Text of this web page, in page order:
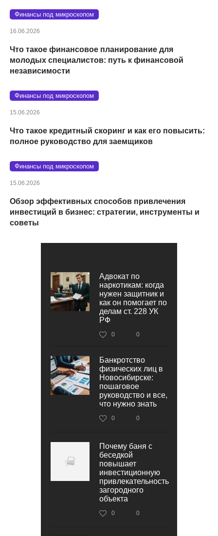
Финансы под микроскопом
16.06.2026
Что такое финансовое планирование для
молодых специалистов: путь к финансовой
независимости
Финансы под микроскопом
15.06.2026
Что такое кредитный скоринг и как его повысить:
полное руководство для заемщиков
Финансы под микроскопом
15.06.2026
Обзор эффективных способов привлечения
инвестиций в бизнес: стратегии, инструменты и
советы
Адвокат по
наркотикам: когда
нужен защитник и
как он помогает по
делам ст. 228 УК
РФ
0 0
Банкротство
физических лиц в
Новосибирске:
пошаговое
руководство и все,
что нужно знать
0 0
Почему баня с
беседкой
повышает
инвестиционную
привлекательность
загородного
объекта
0 0